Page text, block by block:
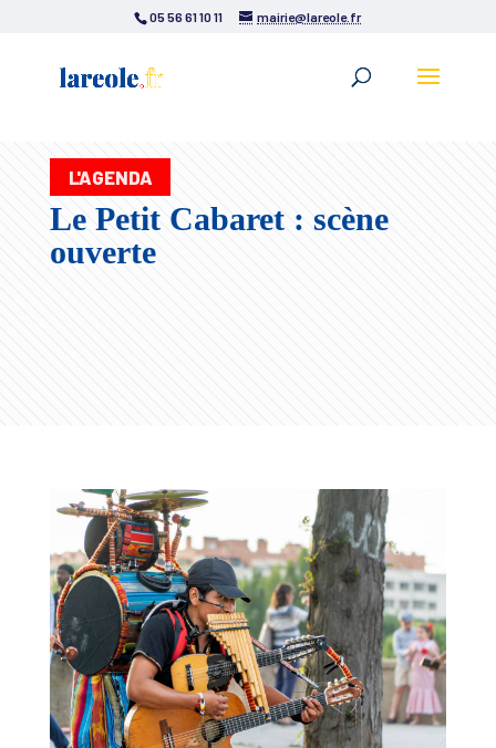
05 56 61 10 11 mairie@lareole.fr
L'AGENDA
Le Petit Cabaret : scène
ouverte